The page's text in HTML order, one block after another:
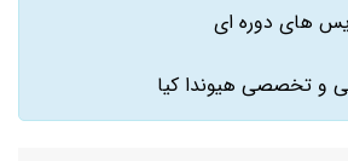
های دوره ای
و تخصصی هیوندا کیا